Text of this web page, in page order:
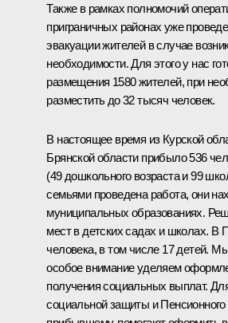
Также в рамках полномочий
приграничных районах уже
эвакуации жителей в случае
необходимости. Для этого у нас
размещения 1580 жителей, при
разместить до 32 тысяч человек.
В настоящее время из Курской
Брянской области прибыло 536
(49 дошкольного возраста и 99
семьями проведена работа, они
муниципальных образованиях.
мест в детских садах и школах.
человека, в том числе 17 детей.
особое внимание уделяем
получения социальных выплат.
социальной защиты и